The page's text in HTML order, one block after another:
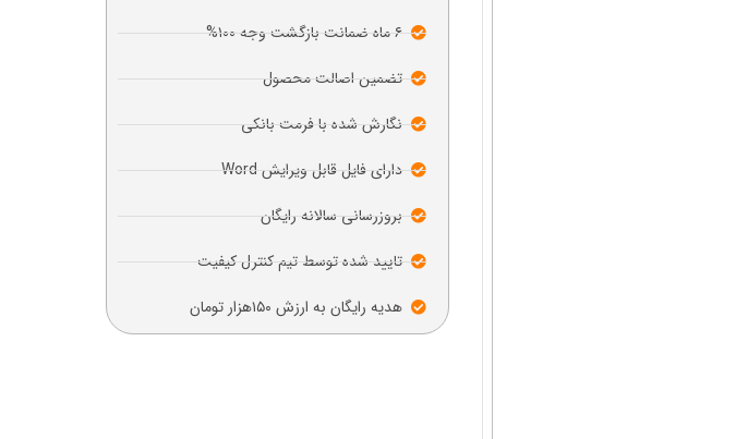
۶ ماه ضمانت بازگشت وجه ۱۰۰%
تضمین اصالت محصول
نگارش شده با فرمت بانکی
دارای فایل قابل ویرایش Word
بروزرسانی سالانه رایگان
تایید شده توسط تیم کنترل کیفیت
هدیه رایگان به ارزش ۱۵۰هزار تومان